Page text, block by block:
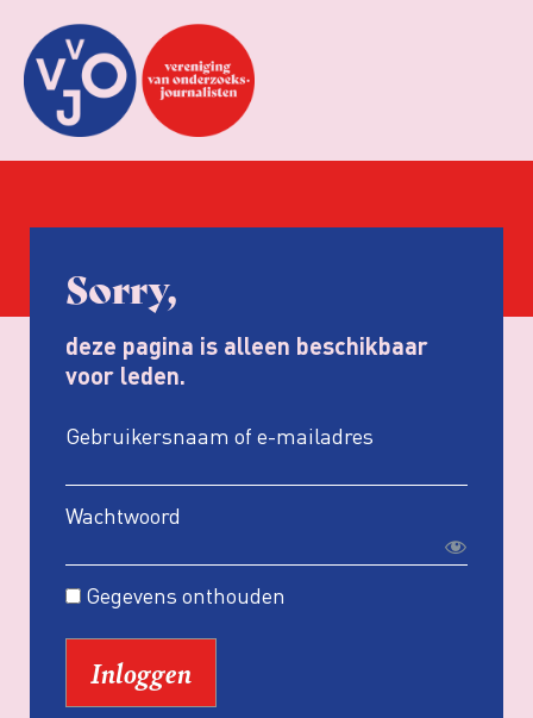
Sorry,
deze pagina is alleen beschikbaar
voor leden.
Gebruikersnaam of e-mailadres
Wachtwoord
Gegevens onthouden